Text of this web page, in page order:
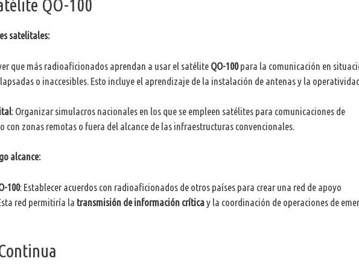
QO-100
satelitales:
que más radioaficionados aprendan a usar el satélite QO-100para la comunicación en
o inaccesibles. Esto incluye el aprendizaje de la instalación de antenas y la
: Organizar simulacros nacionales en los que se empleen satélites para comunicaciones de
zonas remotas o fuera del alcance de las infraestructuras convencionales.
alcance:
100: Establecer acuerdos con radioaficionados de otros países para crear una red de apoyo
red permitiría la transmisión de información críticay la coordinación de operaciones de